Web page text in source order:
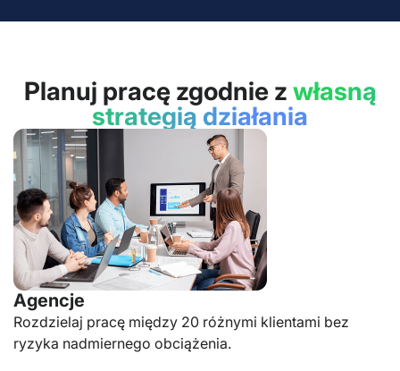
Planuj pracę zgodnie z własną
strategią działania
Agencje
Rozdzielaj pracę między 20 różnymi klientami bez
ryzyka nadmiernego obciążenia.